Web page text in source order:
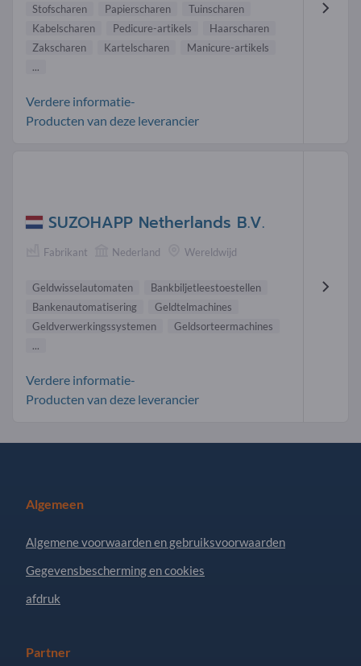
Stofscharen Papierscharen
Tuinscharen
Kabelscharen
Pedicure-artikels
Haarscharen
Zakscharen
Kartelscharen
Manicure-artikels
...
Verdere informatie-
Producten van deze leverancier
SUZOHAPP Netherlands B.V.
Fabrikant Nederland Wereldwijd
Geldwisselautomaten
Bankbiljetleestoestellen
Bankenautomatisering
Geldtelmachines
Geldverwerkingssystemen
Geldsorteermachines
...
Verdere informatie-
Producten van deze leverancier
Algemeen
Algemene voorwaarden en gebruiksvoorwaarden
Gegevensbescherming en cookies
afdruk
Partner